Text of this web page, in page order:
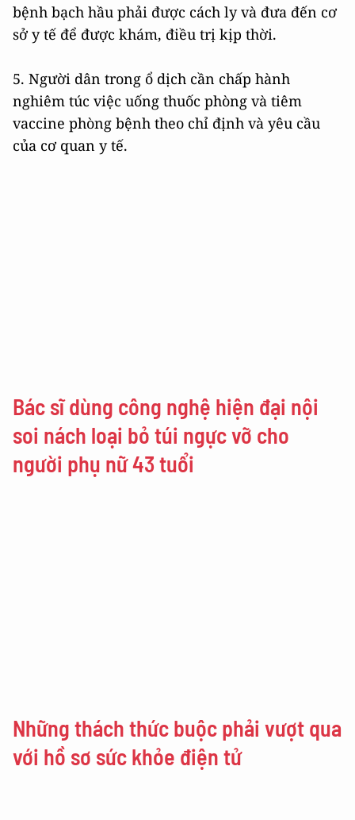
bệnh bạch hầu phải được cách ly và đưa đến cơ
sở y tế để được khám, điều trị kịp thời.
5. Người dân trong ổ dịch cần chấp hành
nghiêm túc việc uống thuốc phòng và tiêm
vaccine phòng bệnh theo chỉ định và yêu cầu
của cơ quan y tế.
Bác sĩ dùng công nghệ hiện đại nội
soi nách loại bỏ túi ngực vỡ cho
người phụ nữ 43 tuổi
Những thách thức buộc phải vượt qua
với hồ sơ sức khỏe điện tử